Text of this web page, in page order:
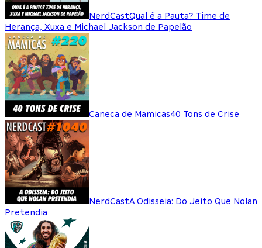
NerdCastQual é a Pauta? Time de
Herança, Xuxa e Michael Jackson de Papelão
Caneca de Mamicas40 Tons de Crise
NerdCastA Odisseia: Do Jeito Que Nolan
Pretendia